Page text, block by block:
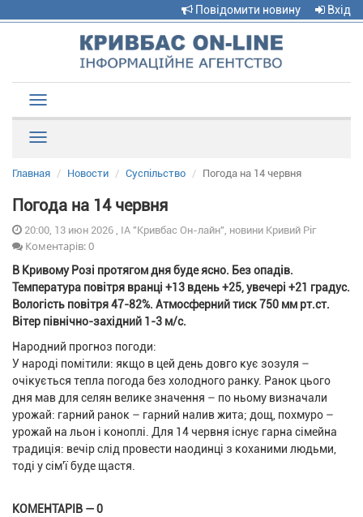
Повідомити новину Вхід
navigation
Главная Новости Суспільство Погода на 14 червня
Погода на 14 червня
20:00, 13 июн 2026 , ІА "Кривбас Он-лайн", новини Кривий Ріг
Коментарів: 0
В Кривому Розі протягом дня буде ясно. Без опадів.
Температура повітря вранці +13 вдень +25, увечері +21 градус.
Вологість повітря 47-82%. Атмосферний тиск 750 мм рт.ст.
Вітер північно-західний 1-3 м/с.
Народний прогноз погоди:
У народі помітили: якщо в цей день довго кує зозуля –
очікується тепла погода без холодного ранку. Ранок цього
дня мав для селян велике значення – по ньому визначали
урожай: гарний ранок – гарний налив жита; дощ, похмуро –
урожай на льон і коноплі. Для 14 червня існує гарна сімейна
традиція: вечір слід провести наодинці з коханими людьми,
тоді у сім'ї буде щастя.
КОМЕНТАРІВ — 0